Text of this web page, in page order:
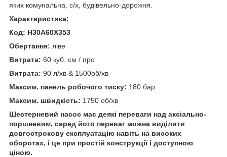
яких комунальна, с/х, будівельно-дорожня.
Характеристика:
Код: H30A60X353
Обертання: ліве
Витрата: 60 куб. см / про
Витрата: 90 л/хв & 1500об/хв
Максим. панель робочого тиску: 180 бар
Максим. швидкість: 1750 об/хв
Шестерневий насос має деякі переваги над аксіально-
поршневим, серед його переваг можна виділити
довгострокову експлуатацію навіть на високих
оборотах, і це при простій конструкції і доступною
ціною.